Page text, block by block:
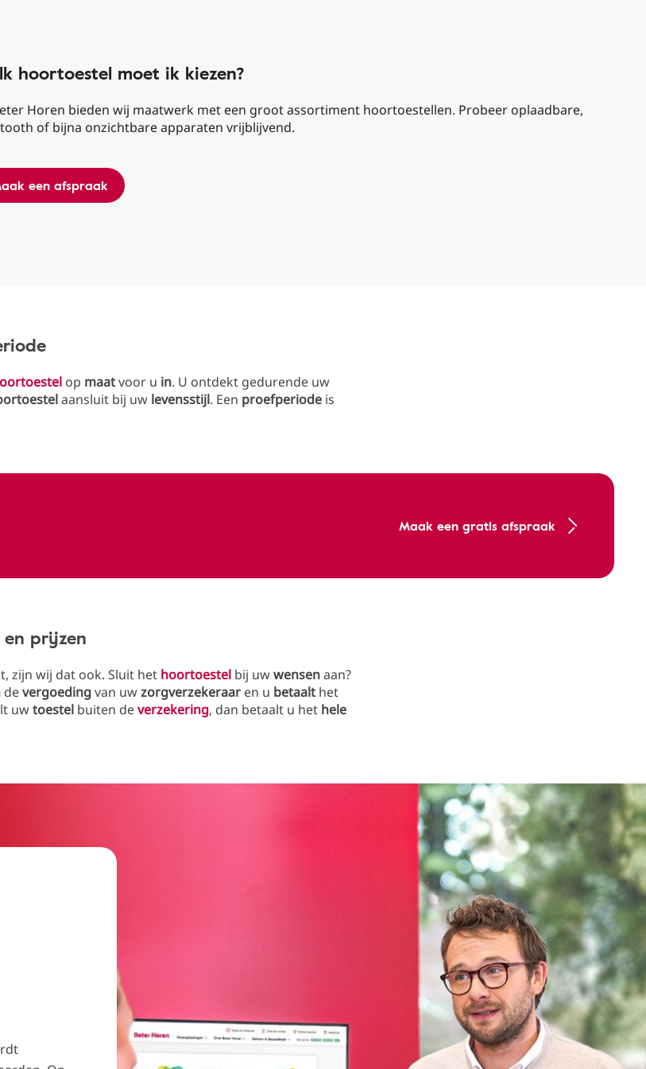
hoortoestel moet ik kiezen?
Horen bieden wij maatwerk met een groot assortiment hoortoestellen. Probeer oplaadbare,
of bijna onzichtbare apparaten vrijblijvend.
een afspraak
op maatvoor u in. U ontdekt gedurende uw
aansluit bij uw levensstijl. Een proefperiode is
Maak een gratis afspraak
prijzen
zijn wij dat ook. Sluit het hoortoestel bij uwwensenaan?
devergoedingvan uwzorgverzekeraar en u betaalt het
uwtoestel buiten deverzekering, dan betaalt u het hele